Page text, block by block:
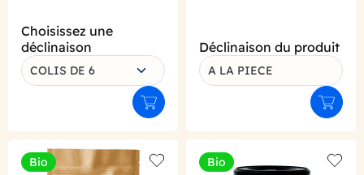
Choisissez une
déclinaison
COLIS DE 6
Ajouter au panier
Déclinaison du produit
A LA PIECE
Bio Bio